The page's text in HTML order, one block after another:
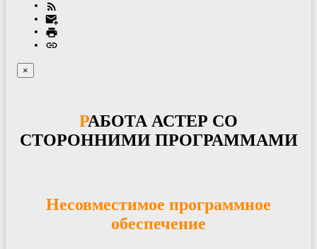
×
РАБОТА АСТЕР СО
СТОРОННИМИ ПРОГРАММАМИ
Несовместимое программное
обеспечение